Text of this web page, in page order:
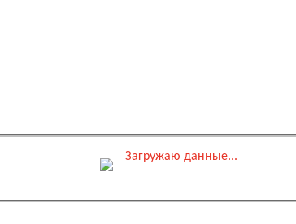
Загружаю данные...
0 ₽